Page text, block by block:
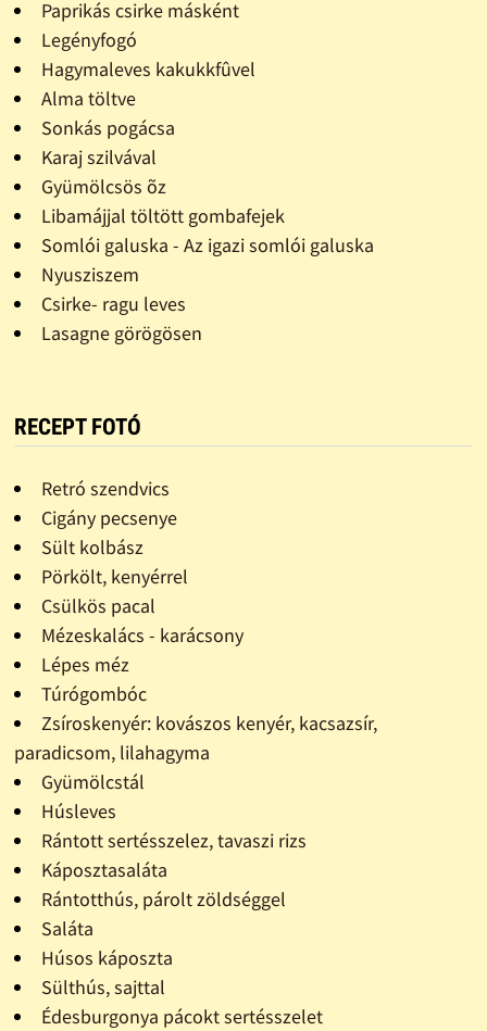
Paprikás csirke másként
Legényfogó
Hagymaleves kakukkfûvel
Alma töltve
Sonkás pogácsa
Karaj szilvával
Gyümölcsös õz
Libamájjal töltött gombafejek
Somlói galuska - Az igazi somlói galuska
Nyusziszem
Csirke- ragu leves
Lasagne görögösen
RECEPT FOTÓ
Retró szendvics
Cigány pecsenye
Sült kolbász
Pörkölt, kenyérrel
Csülkös pacal
Mézeskalács - karácsony
Lépes méz
Túrógombóc
Zsíroskenyér: kovászos kenyér, kacsazsír,
paradicsom, lilahagyma
Gyümölcstál
Húsleves
Rántott sertésszelez, tavaszi rizs
Káposztasaláta
Rántotthús, párolt zöldséggel
Saláta
Húsos káposzta
Sülthús, sajttal
Édesburgonya pácokt sertésszelet